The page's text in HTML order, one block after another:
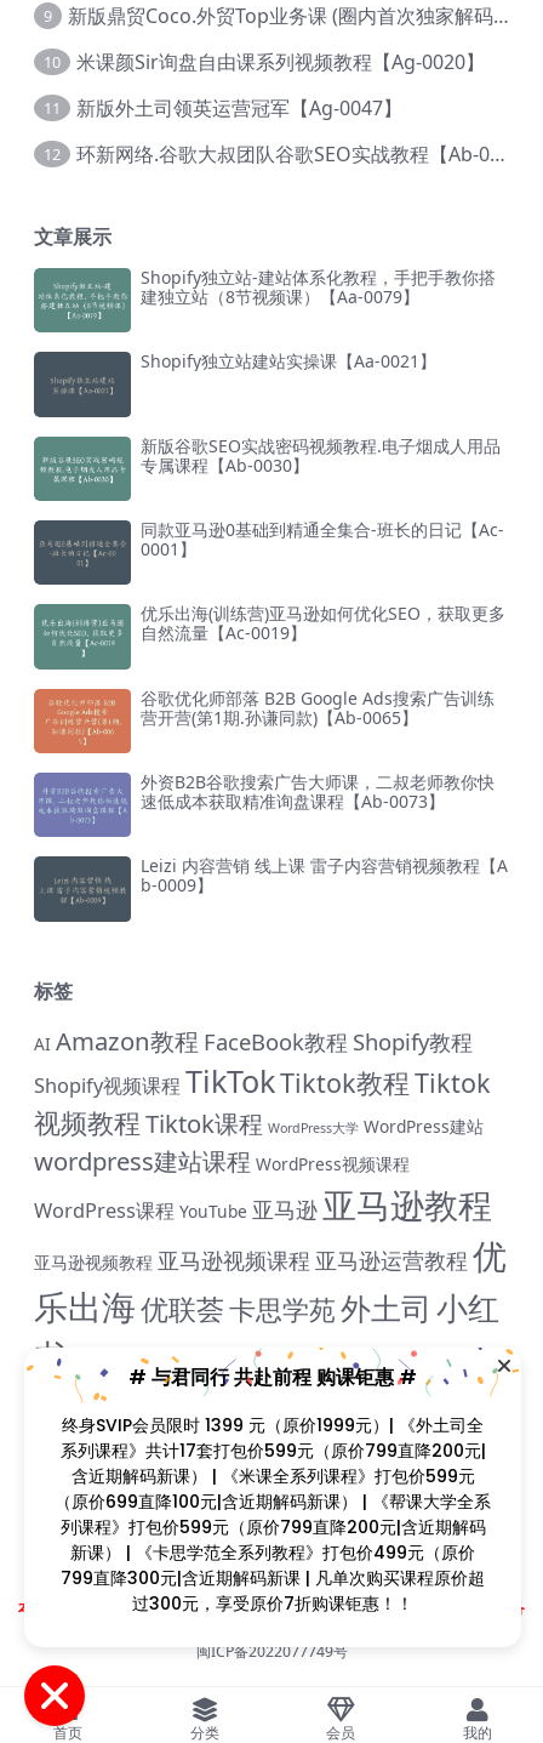
9 新版鼎贸Coco.外贸Top业务课 (圈内首次独家解码|460节课)【Ag-0091】
10 米课颜Sir询盘自由课系列视频教程【Ag-0020】
11 新版外土司领英运营冠军【Ag-0047】
12 环新网络.谷歌大叔团队谷歌SEO实战教程【Ab-0024】
文章展示
Shopify独立站-建站体系化教程，手把手教你搭
建独立站（8节视频课）【Aa-0079】
Shopify独立站建站实操课【Aa-0021】
新版谷歌SEO实战密码视频教程.电子烟成人用品
专属课程【Ab-0030】
同款亚马逊0基础到精通全集合-班长的日记【Ac-
0001】
优乐出海(训练营)亚马逊如何优化SEO，获取更多
自然流量【Ac-0019】
谷歌优化师部落 B2B Google Ads搜索广告训练
营开营(第1期.孙谦同款)【Ab-0065】
外资B2B谷歌搜索广告大师课，二叔老师教你快
速低成本获取精准询盘课程【Ab-0073】
Leizi 内容营销 线上课 雷子内容营销视频教程【A
b-0009】
标签
AI Amazon教程 FaceBook教程 Shopify教程
Shopify视频课程 TikTokTiktok教程Tiktok
视频教程Tiktok课程 WordPress大学 WordPress建站
wordpress建站课程 WordPress视频课程
WordPress课程 YouTube 亚马逊 亚马逊教程
亚马逊视频教程 亚马逊视频课程 亚马逊运营教程 优
乐出海优联荟卡思学苑外土司 小红
书
小红书教程 成人用品 抖音教程 拼多多 拼多多教
淘宝教程 米课
谷歌
ADS教程谷歌SEO教程 谷歌SEO课程 谷歌运用教程
境B哥 阿里国际站雨课网雷子教程 颜Sir飞橙教育
Copyright © 2023找课程网- All rights reserved
本站支持课程资源互换，优质课程资源互换请联系微信在线客服：zkcw598 (备
闽ICP备2022077749号
# 与君同行 共赴前程 购课钜惠 #
终身SVIP会员限时 1399 元（原价1999元）| 《外土司全系
列课程》共计17套打包价599元（原价799直降200元|含近
期解码新课） | 《米课全系列课程》打包价599元（原价
程》打包价599元（原价799直降200元|含近期解码新课）
| 《卡思学范全系列教程》打包价499元（原价799直降
300元|含近期解码新课 | 凡单次购买课程原价超过300元，
享受原价7折购课钜惠！！